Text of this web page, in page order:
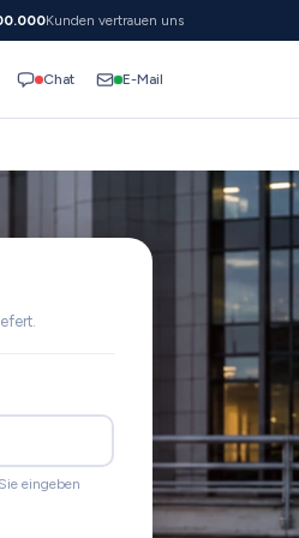
Kunden vertrauen uns
Chat E-Mail
eingeben